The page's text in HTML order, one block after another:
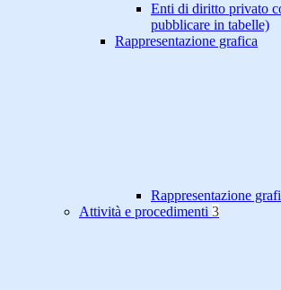
Enti di diritto privato
pubblicare in tabelle)
Rappresentazione grafica
Rappresentazione
Attività e procedimenti 3